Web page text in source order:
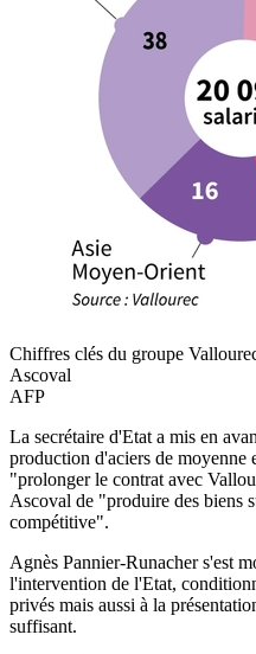
Chiffres clés du groupe
Ascoval
AFP
La secrétaire d'Etat a mis en
production d'aciers de moyenne
"prolonger le contrat avec
Ascoval de "produire des biens
compétitive".
Agnès Pannier-Runacher s'est
l'intervention de l'Etat,
privés mais aussi à la
suffisant.